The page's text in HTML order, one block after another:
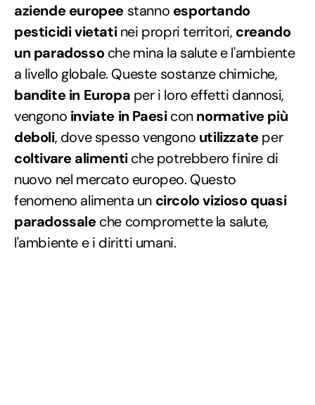
aziende europee stanno esportando
pesticidi vietatinei propri territori, creando
un paradossoche mina la salute e l'ambiente
a livello globale. Queste sostanze chimiche,
bandite in Europa per i loro effetti dannosi,
vengono inviate in Paesiconnormative più
deboli, dove spesso vengono utilizzateper
coltivare alimentiche potrebbero finire di
nuovo nel mercato europeo. Questo
fenomeno alimenta un circolo vizioso quasi
paradossaleche compromette la salute,
l'ambiente e i diritti umani.